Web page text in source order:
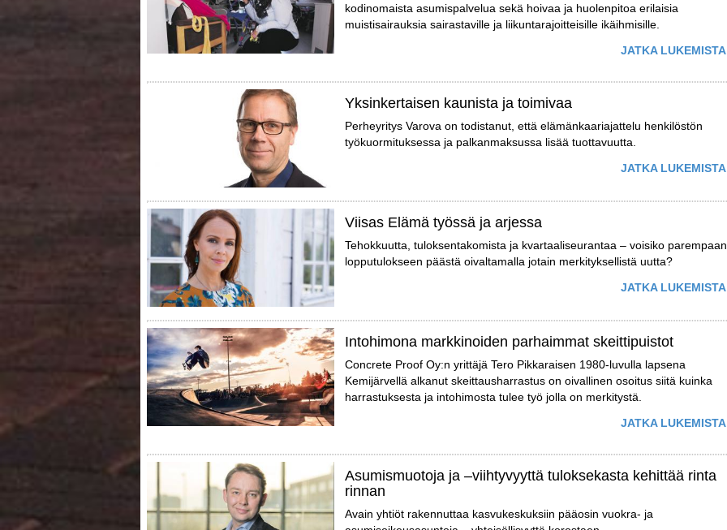
kodinomaista asumispalvelua sekä hoivaa ja huolenpitoa erilaisia
muistisairauksia sairastaville ja liikuntarajoitteisille ikäihmisille.
JATKA LUKEMISTA
Yksinkertaisen kaunista ja toimivaa
Perheyritys Varova on todistanut, että elämänkaariajattelu henkilöstön
työkuormituksessa ja palkanmaksussa lisää tuottavuutta.
JATKA LUKEMISTA
Viisas Elämä työssä ja arjessa
Tehokkuutta, tuloksentakomista ja kvartaaliseurantaa – voisiko parempaan
lopputulokseen päästä oivaltamalla jotain merkityksellistä uutta?
JATKA LUKEMISTA
Intohimona markkinoiden parhaimmat skeittipuistot
Concrete Proof Oy:n yrittäjä Tero Pikkaraisen 1980-luvulla lapsena
Kemijärvellä alkanut skeittausharrastus on oivallinen osoitus siitä kuinka
harrastuksesta ja intohimosta tulee työ jolla on merkitystä.
JATKA LUKEMISTA
Asumismuotoja ja –viihtyvyyttä tuloksekasta kehittää rinta
rinnan
Avain yhtiöt rakennuttaa kasvukeskuksiin pääosin vuokra- ja